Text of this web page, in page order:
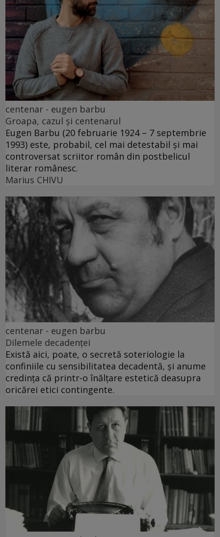
centenar - eugen barbu
Groapa, cazul și centenarul
Eugen Barbu (20 februarie 1924 – 7 septembrie
1993) este, probabil, cel mai detestabil și mai
controversat scriitor român din postbelicul
literar românesc.
Marius CHIVU
centenar - eugen barbu
Dilemele decadenței
Există aici, poate, o secretă soteriologie la
confiniile cu sensibilitatea decadentă, și anume
credința că printr-o înălțare estetică deasupra
oricărei etici contingente.